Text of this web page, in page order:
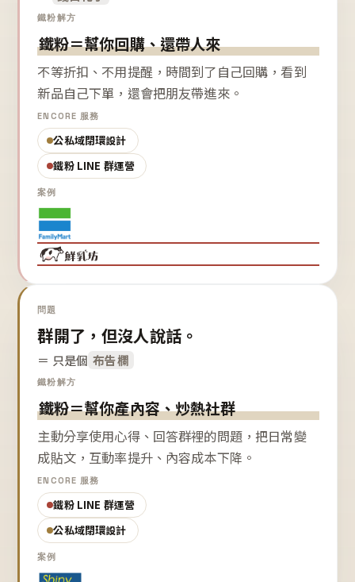
鐵粉解方
鐵粉＝幫你回購、還帶人來
不等折扣、不用提醒，時間到了自己回購，看到
新品自己下單，還會把朋友帶進來。
ENCORE 服務
公私域閉環設計
鐵粉 LINE 群運營
案例
問題
群開了，但沒人說話。
＝ 只是個 布告欄
鐵粉解方
鐵粉＝幫你產內容、炒熱社群
主動分享使用心得、回答群裡的問題，把日常變
成貼文，互動率提升、內容成本下降。
ENCORE 服務
鐵粉 LINE 群運營
公私域閉環設計
案例